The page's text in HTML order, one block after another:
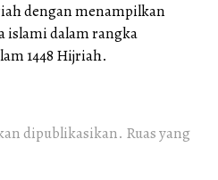
dengan menampilkan
islami dalam rangka
1448 Hijriah.
dipublikasikan. Ruas yang